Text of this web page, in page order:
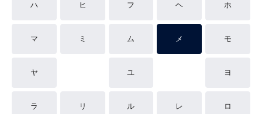
ハ ヒ フ ヘ ホ
マ ミ ム メ モ
ヤ ユ ヨ
ラ リ ル レ ロ